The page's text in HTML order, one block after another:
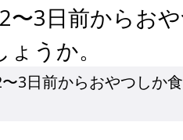
〜3日前からお
うか。
3日前からおやつしか